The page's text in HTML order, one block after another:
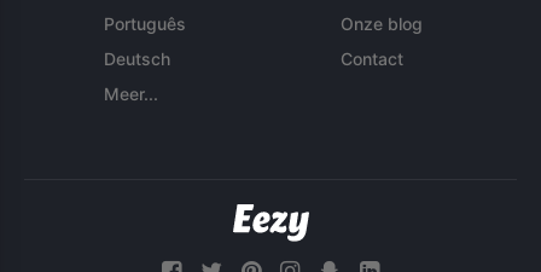
Português
Deutsch
Meer...
Onze blog
Contact